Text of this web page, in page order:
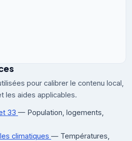
pour calibrer le contenu local,
les aides applicables.
33 — Population, logements,
climatiques — Températures,